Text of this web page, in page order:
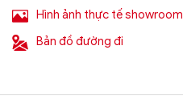
Hình ảnh thực tế showroom
Bản đồ đường đi